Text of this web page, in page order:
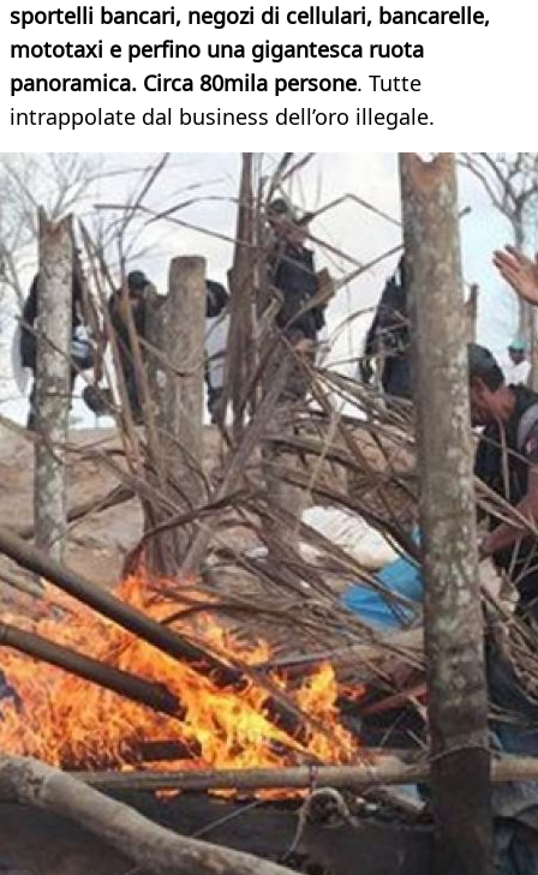
sportelli bancari, negozi di cellulari, bancarelle,
mototaxi e perfino una gigantesca ruota
panoramica. Circa 80mila persone. Tutte
intrappolate dal business dell’oro illegale.